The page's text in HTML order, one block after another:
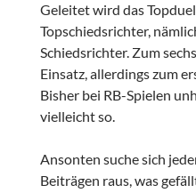
Geleitet wird das
Topschiedsrichter,
Schiedsrichter. Zum
Einsatz, allerdings zum
Bisher bei RB-Spielen
vielleicht so.
Ansonten suche sich
Beiträgen raus, was